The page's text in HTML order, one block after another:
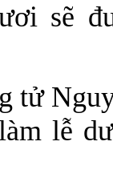
sẽ
tử
lễ